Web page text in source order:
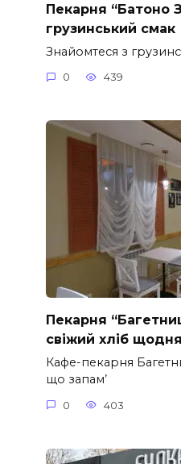
Пекарня “Батоно
грузинський смак
Знайомтеся з
0 439
Пекарня
свіжий хліб щодня
Кафе-пекарня
що запам’
0 403